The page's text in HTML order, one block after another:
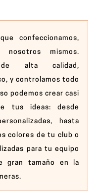
confeccionamos,
nosotros mismos.
de alta calidad,
y controlamos todo
podemos crear casi
tus ideas: desde
hasta
colores de tu club o
para tu equipo
gran tamaño en la